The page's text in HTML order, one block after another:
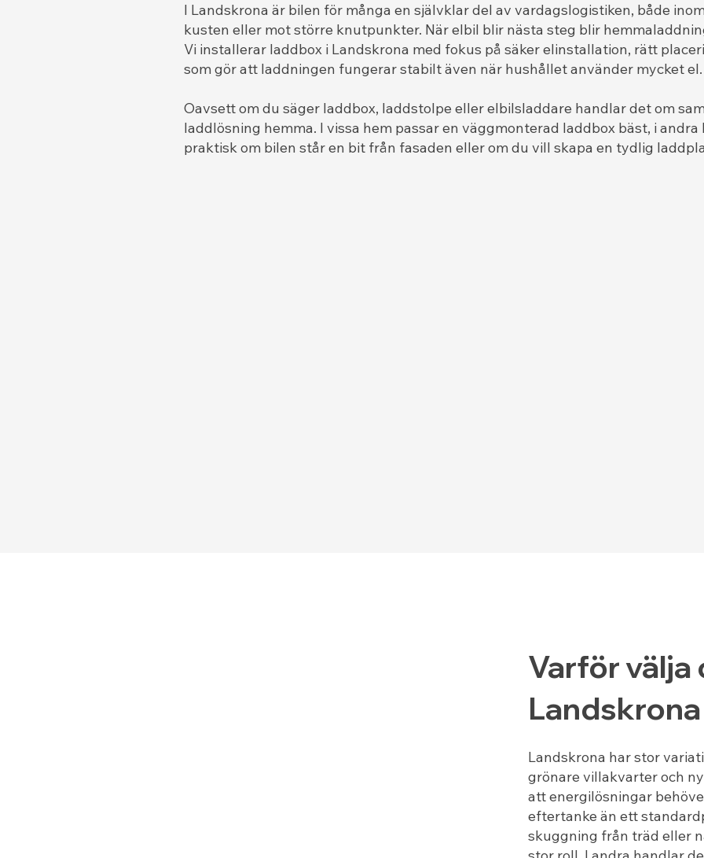
I Landskrona är bilen för många en självklar del av vardagslogistiken, både
kusten eller mot större knutpunkter. När elbil blir nästa steg blir
Vi installerar laddbox i Landskrona med fokus på säker elinstallation, rätt
som gör att laddningen fungerar stabilt även när hushållet använder mycket el.
Oavsett om du säger laddbox, laddstolpe eller elbilsladdare handlar det om
laddlösning hemma. I vissa hem passar en väggmonterad laddbox bäst, i
praktisk om bilen står en bit från fasaden eller om du vill skapa en tydlig
Varför välja
Landskrona
Landskrona har stor
grönare villakvarter och
att energilösningar
eftertanke än ett
skuggning från träd eller